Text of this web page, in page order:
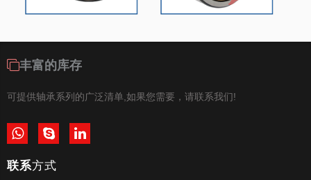
丰富的库存
可提供轴承系列的广泛清单,如果您需要，请联系我们!
联系方式